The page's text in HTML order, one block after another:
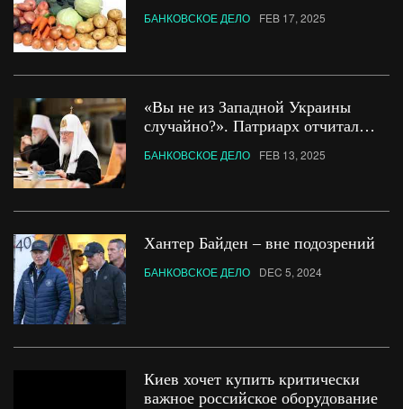
России
БАНКОВСКОЕ ДЕЛО FEB 17, 2025
«Вы не из Западной Украины
случайно?». Патриарх отчитал
в «патриотическом» курсе РПЦ
БАНКОВСКОЕ ДЕЛО FEB 13, 2025
Хантер Байден – вне подозрений
БАНКОВСКОЕ ДЕЛО DEC 5, 2024
Киев хочет купить критически
важное российское оборудование